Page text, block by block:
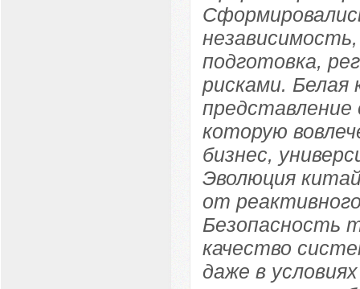
подготовка,
рисками. Белая
представление
которую
бизнес,
Эволюция
от
Безопасность
качество
даже в